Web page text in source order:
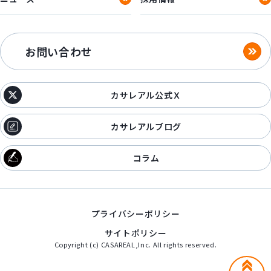
お問い合わせ
カサレアル公式Ｘ
カサレアルブログ
コラム
プライバシーポリシー
サイトポリシー
Copyright (c) CASAREAL,Inc. All rights reserved.